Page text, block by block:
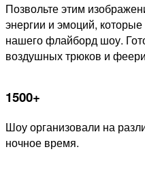
Позвольте этим
энергии и эмоций,
нашего флайборд шоу.
воздушных трюков и
1500+
Шоу организовали на
ночное время.